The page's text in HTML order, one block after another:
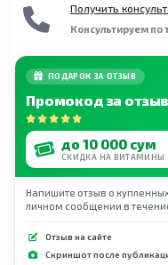
Получить
Консультируем по
ПОДАРОК ЗА ОТЗЫВ
Промокод за отзыв
до 10 000 сум
СКИДКА НА ВИТАМИНЫ
Напишите отзыв о
личном сообщении в
Отзыв на сайте
Скриншот после